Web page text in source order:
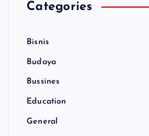
Categories
Bisnis
Budaya
Bussines
Education
General